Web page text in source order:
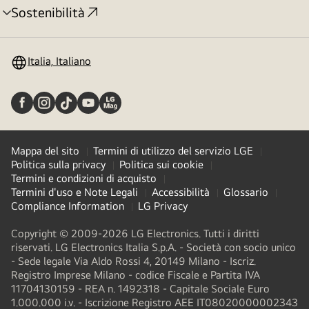
Sostenibilità
Attivazione
Italia, Italiano
Mappa del sito
Termini di utilizzo del servizio LGE
Politica sulla privacy
Politica sui cookie
Termini e condizioni di acquisto
Termini d'uso e Note Legali
Accessibilità
Glossario
Compliance Information
LG Privacy
Copyright © 2009-2026 LG Electronics. Tutti i diritti
riservati. LG Electronics Italia S.p.A. - Società con socio unico
- Sede legale Via Aldo Rossi 4, 20149 Milano - Iscriz.
Registro Imprese Milano - codice Fiscale e Partita IVA
11704130159 - REA n. 1492318 - Capitale Sociale Euro
1.000.000 i.v. - Iscrizione Registro AEE IT08020000002343​